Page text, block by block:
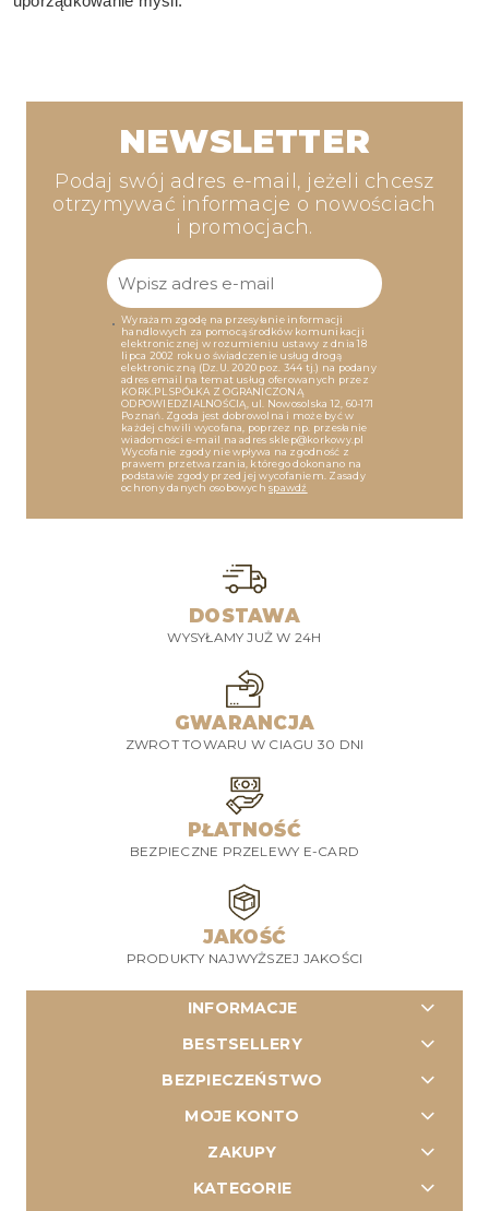
NEWSLETTER
Podaj swój adres e-mail, jeżeli chcesz
otrzymywać informacje o nowościach
i promocjach.
Wyrażam zgodę na przesyłanie informacji
handlowych za pomocą środków komunikacji
elektronicznej w rozumieniu ustawy z dnia 18
lipca 2002 roku o świadczenie usług drogą
elektroniczną (Dz.U. 2020 poz. 344 tj.) na podany
adres email na temat usług oferowanych przez
KORK.PL SPÓŁKA Z OGRANICZONĄ
ODPOWIEDZIALNOŚCIĄ, ul. Nowosolska 12, 60-171
Poznań. Zgoda jest dobrowolna i może być w
każdej chwili wycofana, poprzez np. przesłanie
wiadomości e-mail na adres sklep@korkowy.pl
Wycofanie zgody nie wpływa na zgodność z
prawem przetwarzania, którego dokonano na
podstawie zgody przed jej wycofaniem. Zasady
ochrony danych osobowychspawdź
DOSTAWA
WYSYŁAMY JUŻ W 24H
GWARANCJA
ZWROT TOWARU W CIAGU 30 DNI
PŁATNOŚĆ
BEZPIECZNE PRZELEWY E-CARD
JAKOŚĆ
PRODUKTY NAJWYŻSZEJ JAKOŚCI
INFORMACJE
BESTSELLERY
BEZPIECZEŃSTWO
MOJE KONTO
ZAKUPY
KATEGORIE